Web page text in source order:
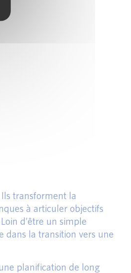
transforment la
à articuler objectifs
d’être un simple
dans la transition vers une
planification de long